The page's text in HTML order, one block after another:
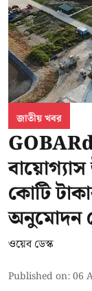
জাতীয় খবর
কোটি
অনুমোদন
ওয়েব ডেস্ক
Published on:06